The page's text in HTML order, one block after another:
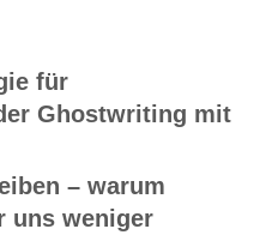
für
Ghostwriting mit
– warum
uns weniger